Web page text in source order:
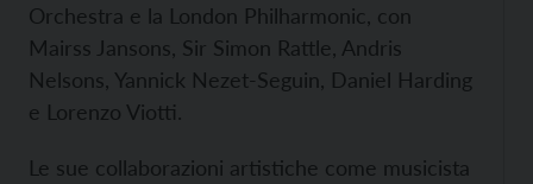
Orchestra e la London Philharmonic, con
Mairss Jansons, Sir Simon Rattle, Andris
Nelsons, Yannick Nezet-Seguin, Daniel Harding
e Lorenzo Viotti.
Le sue collaborazioni artistiche come musicista